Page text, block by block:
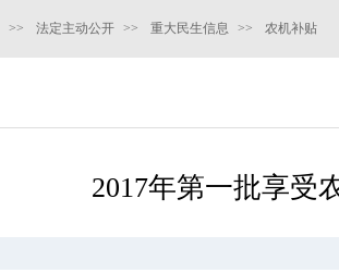
>> 法定主动公开 >> 重大民生信息 >> 农机补贴
2017年第一批享受